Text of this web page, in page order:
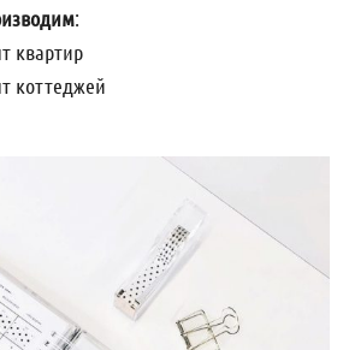
:
квартир
коттеджей